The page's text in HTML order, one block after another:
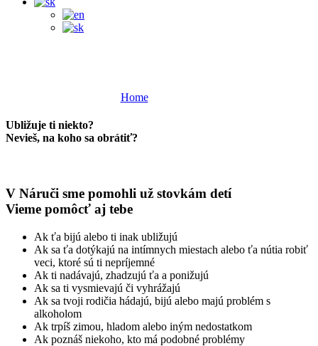
Home
Ubližuje ti niekto?
Nevieš, na koho sa obrátiť?
V Náruči sme pomohli už stovkám detí
Vieme pomôcť aj tebe
Ak ťa bijú alebo ti inak ubližujú
Ak sa ťa dotýkajú na intímnych miestach alebo ťa nútia robiť
veci, ktoré sú ti nepríjemné
Ak ti nadávajú, zhadzujú ťa a ponižujú
Ak sa ti vysmievajú či vyhrážajú
Ak sa tvoji rodičia hádajú, bijú alebo majú problém s
alkoholom
Ak trpíš zimou, hladom alebo iným nedostatkom
Ak poznáš niekoho, kto má podobné problémy